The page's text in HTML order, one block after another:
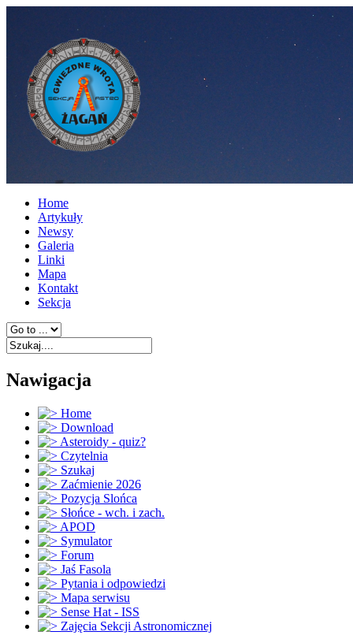
Home
Artykuły
Newsy
Galeria
Linki
Mapa
Kontakt
Sekcja
Nawigacja
Home
Download
Asteroidy - quiz?
Czytelnia
Szukaj
Zaćmienie 2026
Pozycja Slońca
Słońce - wch. i zach.
APOD
Symulator
Forum
Jaś Fasola
Pytania i odpowiedzi
Mapa serwisu
Sense Hat - ISS
Zajęcia Sekcji Astronomicznej